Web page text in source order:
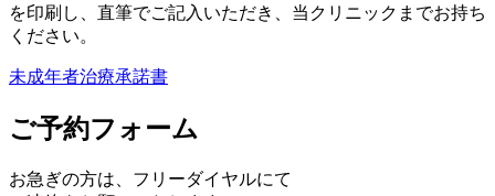
を印刷し、直筆でご記入いただき、当クリニックまでお持ち
ください。
未成年者治療承諾書
ご予約フォーム
お急ぎの方は、 フリーダイヤルにて